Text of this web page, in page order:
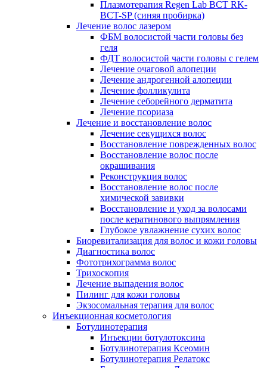
Плазмотерапия Regen Lab BCT RK-
BCT-SP (синяя пробирка)
Лечение волос лазером
ФБМ волосистой части головы без
геля
ФДТ волосистой части головы с гелем
Лечение очаговой алопеции
Лечение андрогенной алопеции
Лечение фолликулита
Лечение себорейного дерматита
Лечение псориаза
Лечение и восстановление волос
Лечение секущихся волос
Восстановление поврежденных волос
Восстановление волос после
окрашивания
Реконструкция волос
Восстановление волос после
химической завивки
Восстановление и уход за волосами
после кератинового выпрямления
Глубокое увлажнение сухих волос
Биоревитализация для волос и кожи головы
Диагностика волос
Фототрихограмма волос
Трихоскопия
Лечение выпадения волос
Пилинг для кожи головы
Экзосомальная терапия для волос
Инъекционная косметология
Ботулинотерапия
Инъекции ботулотоксина
Ботулинотерапия Ксеомин
Ботулинотерапия Релатокс